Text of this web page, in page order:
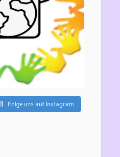
Folge uns auf Instagram